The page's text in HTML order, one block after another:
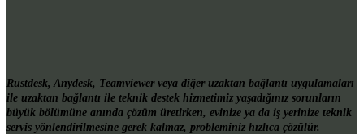
Rustdesk, Anydesk, Teamviewer veya diğer uzaktan bağlantı uygulamaları
ile uzaktan bağlantı ile teknik destek hizmetimiz yaşadığınız sorunların
büyük bölümüne anında çözüm üretirken, evinize ya da iş yerinize teknik
servis yönlendirilmesine gerek kalmaz, probleminiz hızlıca çözülür.